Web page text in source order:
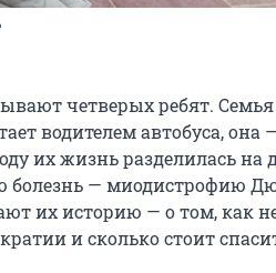
четверых ребят.
водителем автобуса, она
их жизнь разделилась на
болезнь — миодистрофию
их историю — о том, как
и сколько стоит